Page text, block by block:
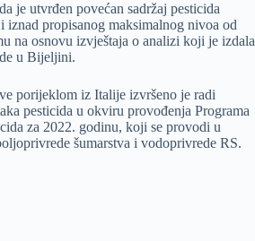
je utvrđen povećan sadržaj pesticida
iznad propisanog maksimalnog nivoa od
na osnovu izvještaja o analizi koji je izdala
u Bijeljini.
porijeklom iz Italije izvršeno je radi
pesticida u okviru provođenja Programa
za 2022. godinu, koji se provodi u
šumarstva i vodoprivrede RS.